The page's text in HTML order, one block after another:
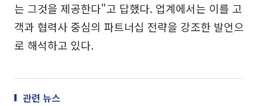
는 그것을 제공한다"고 답했다. 업계에서는 이를 고
객과 협력사 중심의 파트너십 전략을 강조한 발언으
로 해석하고 있다.
관련 뉴스